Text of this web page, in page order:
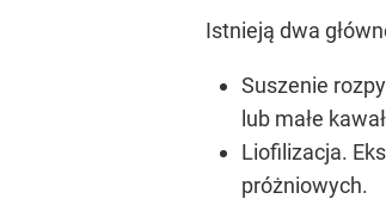
Istnieją dwa
Suszenie
lub małe
Liofilizacja.
próżniowych.